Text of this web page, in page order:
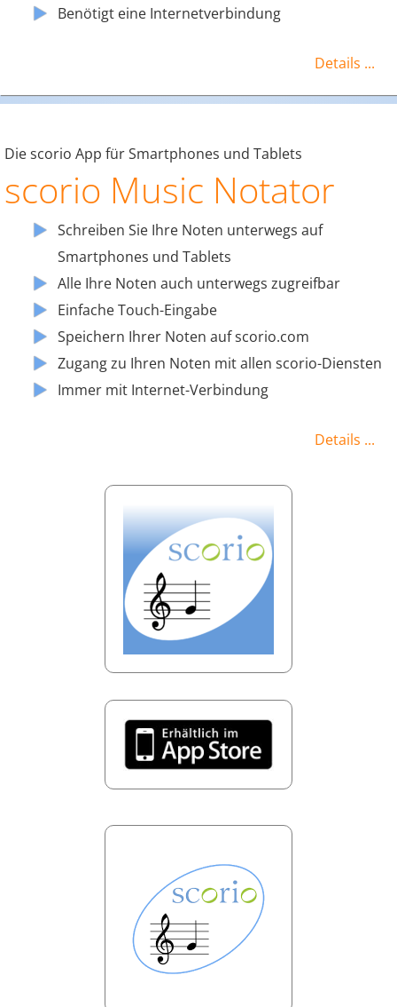
Benötigt eine Internetverbindung
Details ...
Die scorio App für Smartphones und Tablets
scorio Music Notator
Schreiben Sie Ihre Noten unterwegs auf
Smartphones und Tablets
Alle Ihre Noten auch unterwegs zugreifbar
Einfache Touch-Eingabe
Speichern Ihrer Noten auf scorio.com
Zugang zu Ihren Noten mit allen scorio-Diensten
Immer mit Internet-Verbindung
Details ...